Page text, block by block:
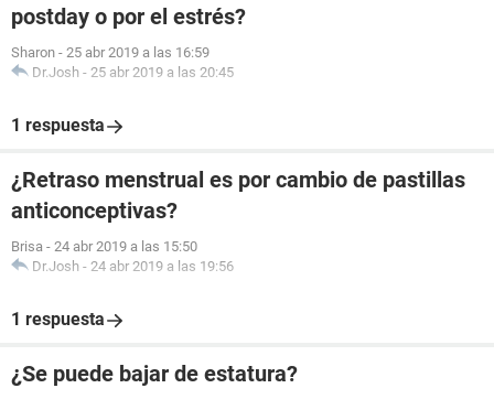
postday o por el estrés?
Sharon - 25 abr 2019 a las 16:59
Dr.Josh - 25 abr 2019 a las 20:45
1 respuesta
¿Retraso menstrual es por cambio de pastillas
anticonceptivas?
Brisa - 24 abr 2019 a las 15:50
Dr.Josh - 24 abr 2019 a las 19:56
1 respuesta
¿Se puede bajar de estatura?